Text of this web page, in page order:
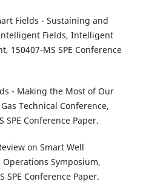
Fields - Sustaining and
Fields, Intelligent
150407-MS SPE Conference
- Making the Most of Our
Technical Conference,
SPE Conference Paper.
on Smart Well
Symposium,
SPE Conference Paper.